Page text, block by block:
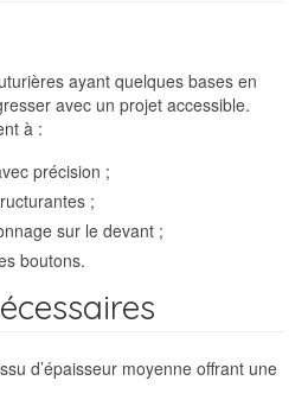
ayant quelques bases en
avec un projet accessible.
à :
précision ;
;
sur le devant ;
boutons.
d’épaisseur moyenne offrant une